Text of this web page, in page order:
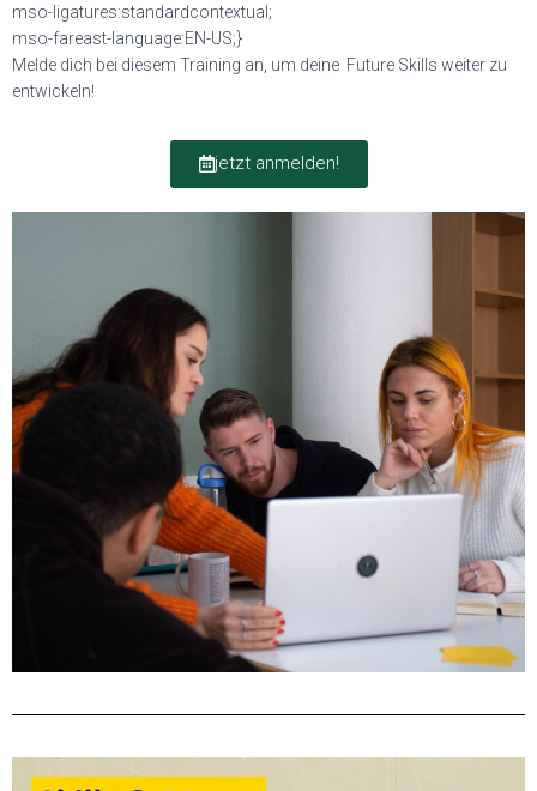
mso-ligatures:standardcontextual;
mso-fareast-language:EN-US;}
Melde dich bei diesem Training an, um deine Future Skills weiter zu
entwickeln!
jetzt anmelden!